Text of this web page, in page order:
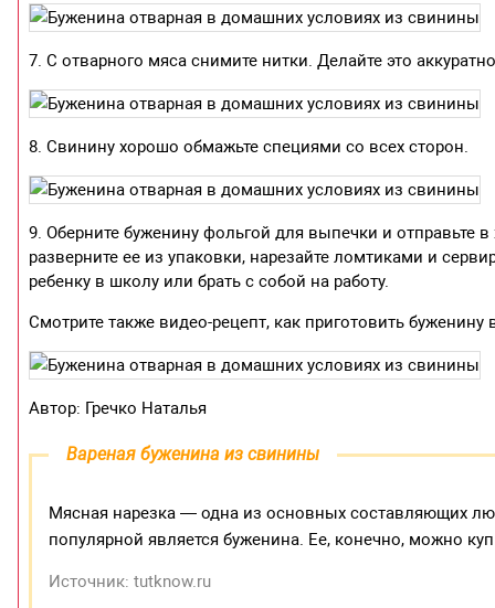
7. С отварного мяса снимите нитки. Делайте это
8. Свинину хорошо обмажьте специями со всех сторон.
9. Оберните буженину фольгой для выпечки и отправьте
разверните ее из упаковки, нарезайте ломтиками и
ребенку в школу или брать с собой на работу.
Смотрите также видео-рецепт, как приготовить буженину
Автор: Гречко Наталья
Вареная буженина из свинины
Мясная нарезка — одна из основных составляющих
популярной является буженина. Ее, конечно, можно
Источник: tutknow.ru